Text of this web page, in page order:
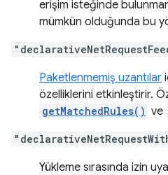
erişim isteğinde
mümkün olduğunda bu
Paketlenmemiş uzantılar
özelliklerini etkinleştirir.
getMatchedRules() ve
Yükleme sırasında izin